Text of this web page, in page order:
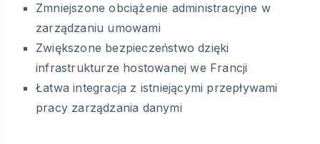
Zmniejszone obciążenie administracyjne w
zarządzaniu umowami
Zwiększone bezpieczeństwo dzięki
infrastrukturze hostowanej we Francji
Łatwa integracja z istniejącymi przepływami
pracy zarządzania danymi